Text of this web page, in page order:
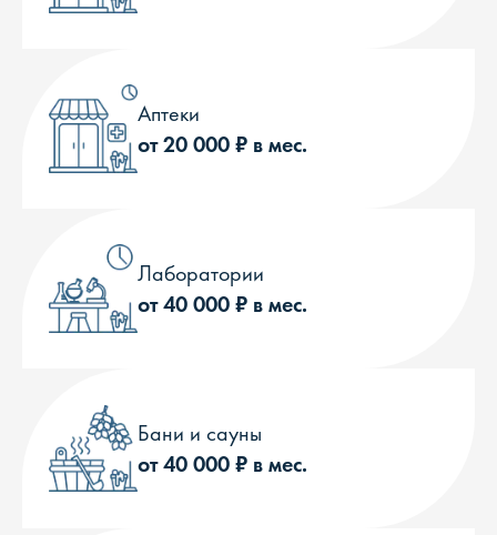
Аптеки
от 20 000 ₽ в мес.
Лаборатории
от 40 000 ₽ в мес.
Бани и сауны
от 40 000 ₽ в мес.